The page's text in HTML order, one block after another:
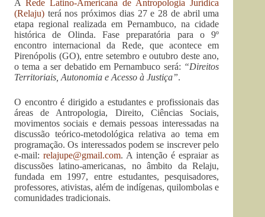
ARede Latino-Americana de Antropologia Jurídica
(Relaju) terá nos próximos dias 27 e 28 de abril uma
etapa regional realizada em Pernambuco, na cidade
histórica de Olinda. Fase preparatória para o 9º
encontro internacional da Rede, que acontece em
Pirenópolis (GO), entre setembro e outubro deste ano,
o tema a ser debatido em Pernambuco será: “Direitos
Territoriais, Autonomia e Acesso à Justiça”.
O encontro é dirigido a estudantes e profissionais das
áreas de Antropologia, Direito, Ciências Sociais,
movimentos sociais e demais pessoas interessadas na
discussão teórico-metodológica relativa ao tema em
programação. Os interessados podem se inscrever pelo
e-mail:relajupe@gmail.com. A intenção é espraiar as
discussões latino-americanas, no âmbito da Relaju,
fundada em 1997, entre estudantes, pesquisadores,
professores, ativistas, além de indígenas, quilombolas e
comunidades tradicionais.